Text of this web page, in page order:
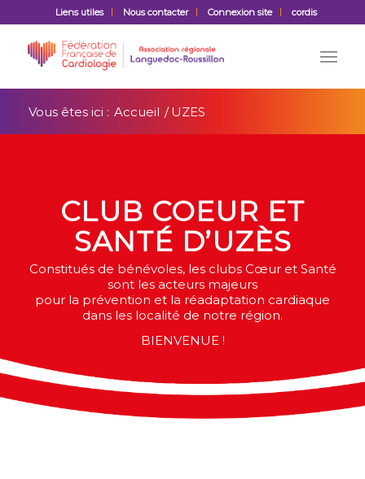
Liens utiles Nous contacter Connexion site cordis
Vous êtes ici : Accueil / UZES
CLUB COEUR ET
SANTÉ D’UZÈS
Constitués de bénévoles, les clubs Cœur et Santé
sont les acteurs majeurs
pour la prévention et la réadaptation cardiaque
dans les localité de notre région.
BIENVENUE !